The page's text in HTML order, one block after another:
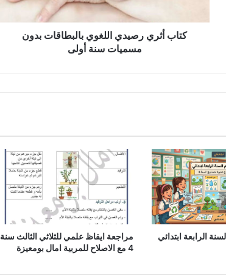
أولى
كتاب أثري رصيدي اللغوي بالبطاقات بدون
مسميات سنة أولى
الرابعة ابتدائي
مراجعة ايقاظ علمي للثلاثي الثالث سنة
4 مع الاصلاح للمربية امال بومعيزة